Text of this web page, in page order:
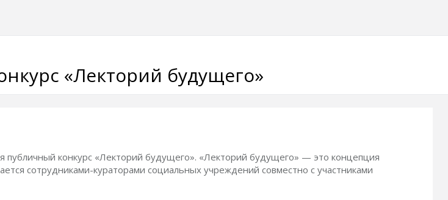
«Лекторий будущего»
публичный конкурс «Лекторий будущего». «Лекторий будущего» — это концепция
сотрудниками-кураторами социальных учреждений совместно с участниками